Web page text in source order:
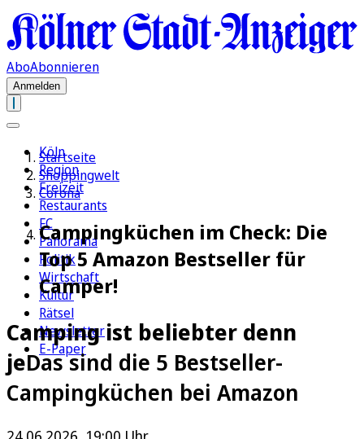
AboAbonnieren
Anmelden
Köln
Region
Freizeit
Restaurants
FC
Panorama
Politik
Wirtschaft
Kultur
Rätsel
Newsletter
E-Paper
Startseite
Shoppingwelt
Corona
Campingküchen im Check: Die
Top 5 Amazon Bestseller für
Camper!
Camping ist beliebter denn
jeDas sind die 5 Bestseller-
Campingküchen bei Amazon